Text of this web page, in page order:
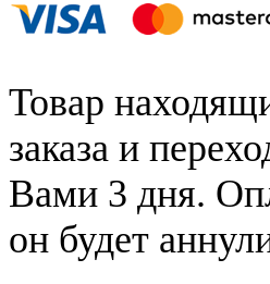
Товар
заказа и
Вами 3 дня.
он будет